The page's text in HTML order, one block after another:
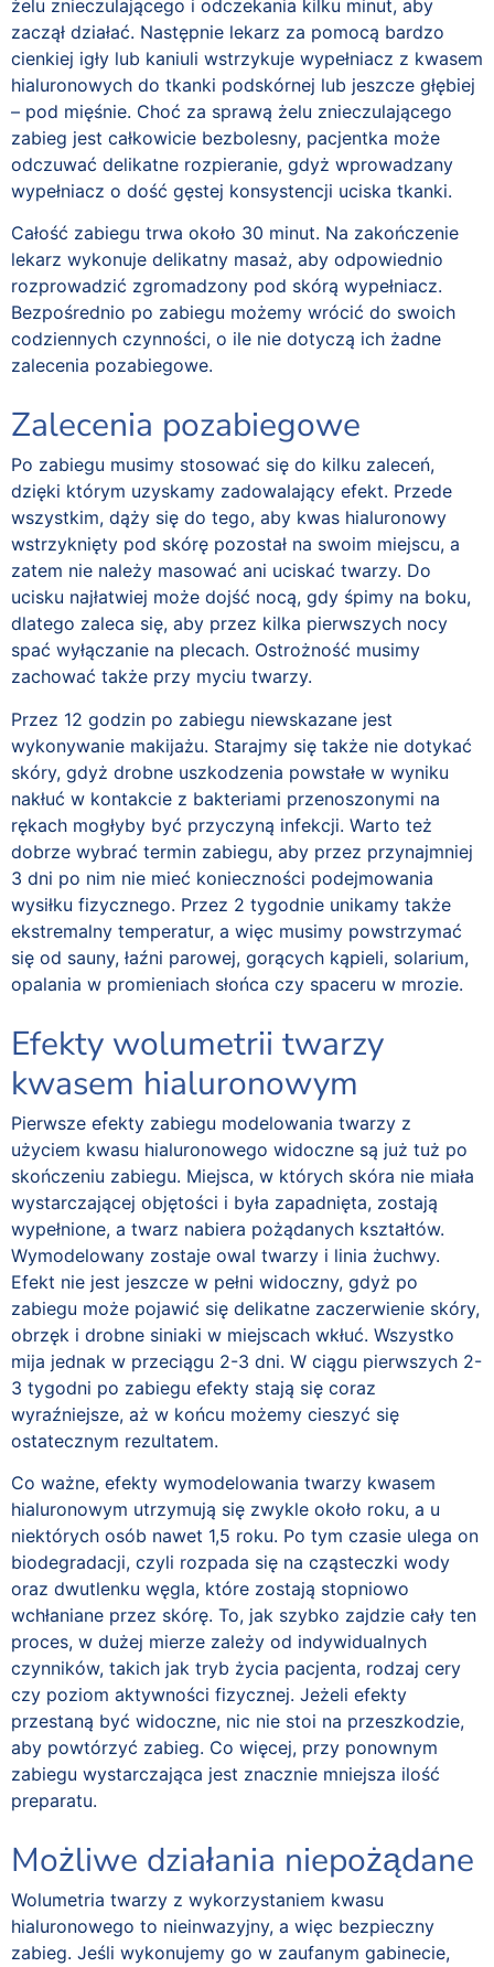
żelu znieczulającego i odczekania kilku minut, aby
zaczął działać. Następnie lekarz za pomocą bardzo
cienkiej igły lub kaniuli wstrzykuje wypełniacz z kwasem
hialuronowych do tkanki podskórnej lub jeszcze głębiej
– pod mięśnie. Choć za sprawą żelu znieczulającego
zabieg jest całkowicie bezbolesny, pacjentka może
odczuwać delikatne rozpieranie, gdyż wprowadzany
wypełniacz o dość gęstej konsystencji uciska tkanki.
Całość zabiegu trwa około 30 minut. Na zakończenie
lekarz wykonuje delikatny masaż, aby odpowiednio
rozprowadzić zgromadzony pod skórą wypełniacz.
Bezpośrednio po zabiegu możemy wrócić do swoich
codziennych czynności, o ile nie dotyczą ich żadne
zalecenia pozabiegowe.
Zalecenia pozabiegowe
Po zabiegu musimy stosować się do kilku zaleceń,
dzięki którym uzyskamy zadowalający efekt. Przede
wszystkim, dąży się do tego, aby kwas hialuronowy
wstrzyknięty pod skórę pozostał na swoim miejscu, a
zatem nie należy masować ani uciskać twarzy. Do
ucisku najłatwiej może dojść nocą, gdy śpimy na boku,
dlatego zaleca się, aby przez kilka pierwszych nocy
spać wyłączanie na plecach. Ostrożność musimy
zachować także przy myciu twarzy.
Przez 12 godzin po zabiegu niewskazane jest
wykonywanie makijażu. Starajmy się także nie dotykać
skóry, gdyż drobne uszkodzenia powstałe w wyniku
nakłuć w kontakcie z bakteriami przenoszonymi na
rękach mogłyby być przyczyną infekcji. Warto też
dobrze wybrać termin zabiegu, aby przez przynajmniej
3 dni po nim nie mieć konieczności podejmowania
wysiłku fizycznego. Przez 2 tygodnie unikamy także
ekstremalny temperatur, a więc musimy powstrzymać
się od sauny, łaźni parowej, gorących kąpieli, solarium,
opalania w promieniach słońca czy spaceru w mrozie.
Efekty wolumetrii twarzy
kwasem hialuronowym
Pierwsze efekty zabiegu modelowania twarzy z
użyciem kwasu hialuronowego widoczne są już tuż po
skończeniu zabiegu. Miejsca, w których skóra nie miała
wystarczającej objętości i była zapadnięta, zostają
wypełnione, a twarz nabiera pożądanych kształtów.
Wymodelowany zostaje owal twarzy i linia żuchwy.
Efekt nie jest jeszcze w pełni widoczny, gdyż po
zabiegu może pojawić się delikatne zaczerwienie skóry,
obrzęk i drobne siniaki w miejscach wkłuć. Wszystko
mija jednak w przeciągu 2-3 dni. W ciągu pierwszych 2-
3 tygodni po zabiegu efekty stają się coraz
wyraźniejsze, aż w końcu możemy cieszyć się
ostatecznym rezultatem.
Co ważne, efekty wymodelowania twarzy kwasem
hialuronowym utrzymują się zwykle około roku, a u
niektórych osób nawet 1,5 roku. Po tym czasie ulega on
biodegradacji, czyli rozpada się na cząsteczki wody
oraz dwutlenku węgla, które zostają stopniowo
wchłaniane przez skórę. To, jak szybko zajdzie cały ten
proces, w dużej mierze zależy od indywidualnych
czynników, takich jak tryb życia pacjenta, rodzaj cery
czy poziom aktywności fizycznej. Jeżeli efekty
przestaną być widoczne, nic nie stoi na przeszkodzie,
aby powtórzyć zabieg. Co więcej, przy ponownym
zabiegu wystarczająca jest znacznie mniejsza ilość
preparatu.
Możliwe działania niepożądane
Wolumetria twarzy z wykorzystaniem kwasu
hialuronowego to nieinwazyjny, a więc bezpieczny
zabieg. Jeśli wykonujemy go w zaufanym gabinecie,